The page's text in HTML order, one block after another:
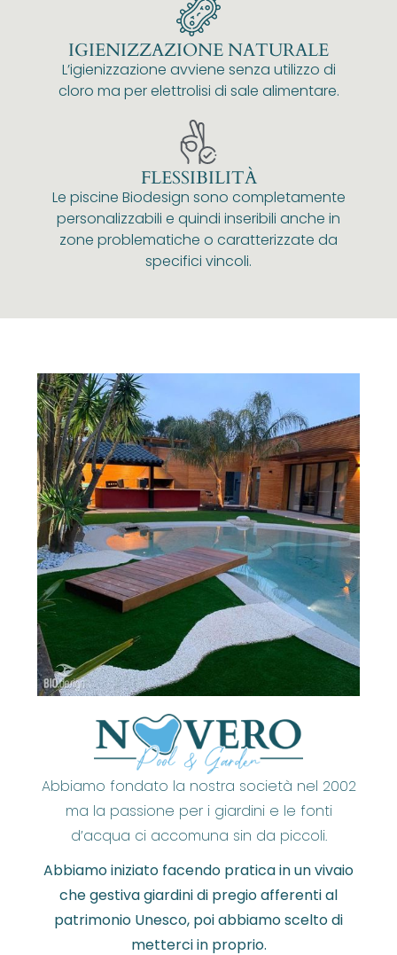
IGIENIZZAZIONE NATURALE
L’igienizzazione avviene senza utilizzo di
cloro ma per elettrolisi di sale alimentare.
FLESSIBILITÀ
Le piscine Biodesign sono completamente
personalizzabili e quindi inseribili anche in
zone problematiche o caratterizzate da
specifici vincoli.
Abbiamo fondato la nostra società nel 2002
ma la passione per i giardini e le fonti
d’acqua ci accomuna sin da piccoli.
Abbiamo iniziato facendo pratica in un vivaio
che gestiva giardini di pregio afferenti al
patrimonio Unesco, poi abbiamo scelto di
metterci in proprio.